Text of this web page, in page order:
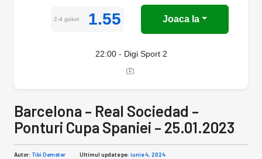
2-4 goluri 1.55 Joaca la
22:00 - Digi Sport 2
Barcelona – Real Sociedad –
Ponturi Cupa Spaniei – 25.01.2023
Autor: Tibi Demeter Ultimul update pe: iunie 4, 2024